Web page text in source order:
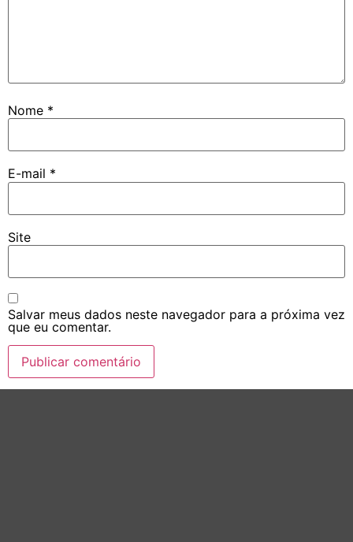
Nome *
E-mail *
Site
Salvar meus dados neste navegador para a próxima vez
que eu comentar.